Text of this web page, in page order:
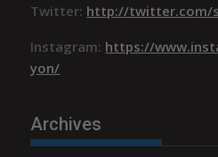
Twitter: http://twitter.com/
Instagram: https://
yon/
Archives